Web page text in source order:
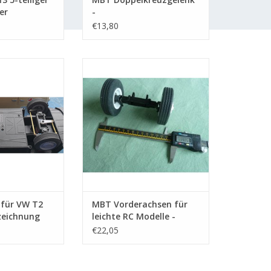
-
Konstruktionszeichnung
€13,80
VW T2
Modelle
ZUM WARENKORB HINZUFÜGEN
MBT Vorderachsen für
leichte RC Modelle -
Bauzeichnung Maßstab 1
€22,05